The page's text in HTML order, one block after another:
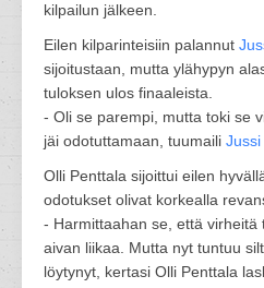
kilpailun jälkeen.
Eilen kilparinteisiin palannut
sijoitustaan, mutta ylähypyn
tuloksen ulos finaaleista.
- Oli se parempi, mutta toki se
jäi odotuttamaan, tuumaili Jussi
Olli Penttala sijoittui eilen
odotukset olivat korkealla
- Harmittaahan se, että virheitä
aivan liikaa. Mutta nyt tuntuu
löytynyt, kertasi Olli Penttala